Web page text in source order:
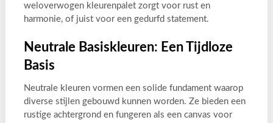
weloverwogen kleurenpalet zorgt voor rust en
harmonie, of juist voor een gedurfd statement.
Neutrale Basiskleuren: Een Tijdloze
Basis
Neutrale kleuren vormen een solide fundament waarop
diverse stijlen gebouwd kunnen worden. Ze bieden een
rustige achtergrond en fungeren als een canvas voor